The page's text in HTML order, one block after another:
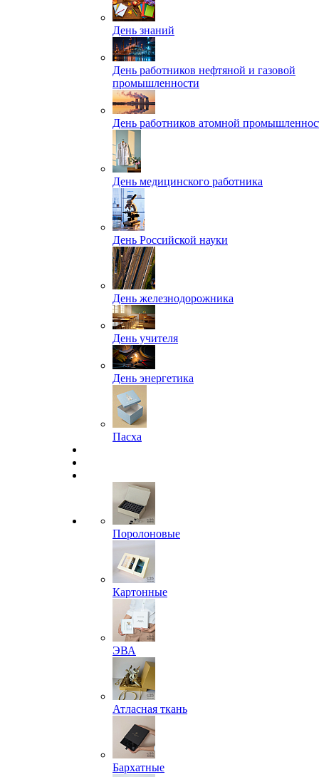
День знаний
День работников нефтяной и газовой
промышленности
День работников атомной
День медицинского работника
День Российской науки
День железнодорожника
День учителя
День энергетика
Пасха
Поролоновые
Картонные
ЭВА
Атласная ткань
Бархатные